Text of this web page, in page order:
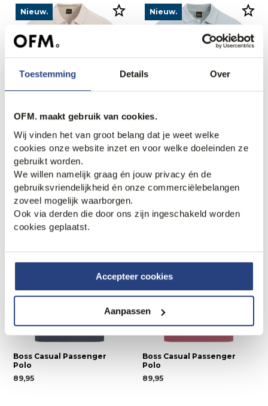
Toestemming Details Over
OFM. maakt gebruik van cookies.
Wij vinden het van groot belang dat je weet welke
cookies onze website inzet en voor welke doeleinden ze
gebruikt worden.
We willen namelijk graag én jouw privacy én de
gebruiksvriendelijkheid én onze commerciëlebelangen
zoveel mogelijk waarborgen.
Ook via derden die door ons zijn ingeschakeld worden
cookies geplaatst.
Accepteer cookies
Aanpassen
Nieuw.
Boss Casual Rib Polo
119,95
Nieuw.
89,95
Boss Casual Passenger
Polo
89,95
Boss Casual Passenger
Polo
89,95